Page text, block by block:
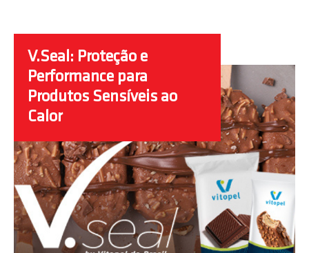
V.Seal: Proteção e
Performance para
Produtos Sensíveis ao
Calor